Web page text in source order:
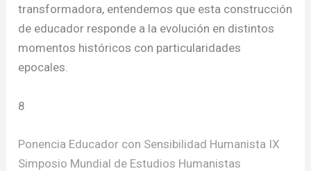
transformadora, entendemos que esta construcción
de educador responde a la evolución en distintos
momentos históricos con particularidades
epocales.
8
Ponencia Educador con Sensibilidad Humanista IX
Simposio Mundial de Estudios Humanistas